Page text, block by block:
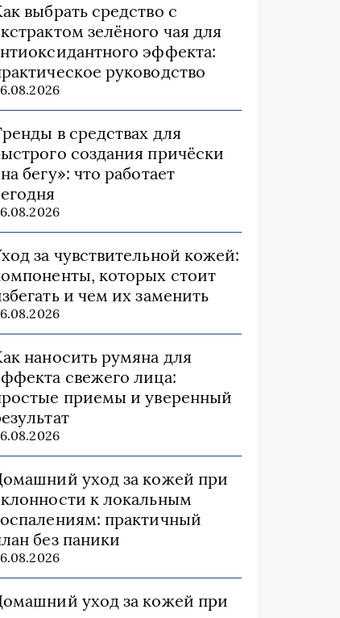
выбрать средство с
зелёного чая для
эффекта:
руководство
в средствах для
создания причёски
бегу»: что работает
за чувствительной кожей:
которых стоит
и чем их заменить
наносить румяна для
свежего лица:
приемы и уверенный
уход за кожей при
к локальным
практичный
без паники
уход за кожей при